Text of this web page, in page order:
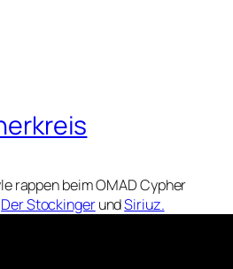
rappen beim OMAD Cypher
Der StockingerundSiriuz.